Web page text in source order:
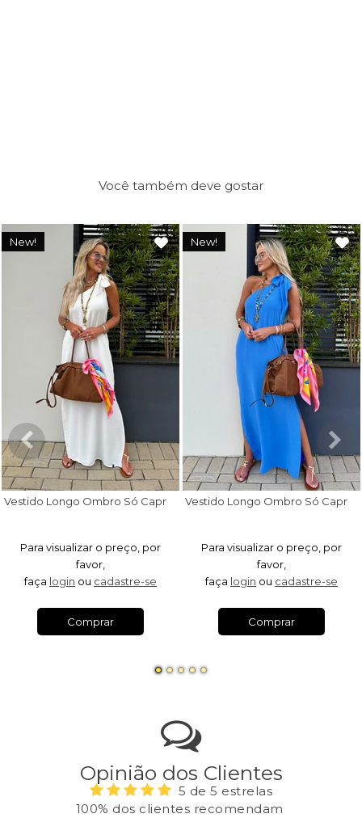
Você também deve gostar
New!
Para visualizar o preço, por
favor,
faça login ou cadastre-se
Comprar
New!
Para visualizar o preço, por
favor,
faça login ou cadastre-se
Comprar
Opinião dos Clientes
5 de 5 estrelas
100% dos clientes recomendam